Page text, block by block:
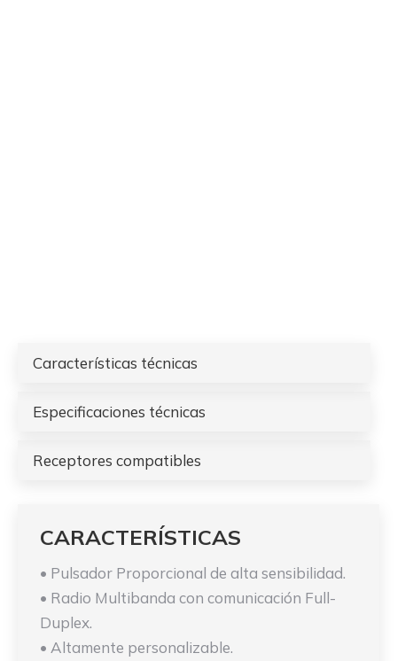
Características técnicas
Especificaciones técnicas
Receptores compatibles
CARACTERÍSTICAS
• Pulsador Proporcional de alta sensibilidad.
• Radio Multibanda con comunicación Full-
Duplex.
• Altamente personalizable.